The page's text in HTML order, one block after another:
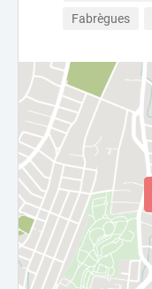
Fabrègues